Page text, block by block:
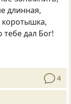
длинная,
коротышка,
дал Бог!
4